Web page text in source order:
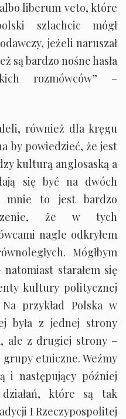
liberum veto, które
szlachcic mógł
jeżeli naruszał
są bardzo nośne hasła
rozmówców” –
również dla kręgu
by powiedzieć, że jest
kulturą anglosaską a
się być na dwóch
mnie to jest bardzo
że w tych
nagle odkryłem
Mógłbym
starałem się
kultury politycznej
przykład Polska w
była z jednej strony
ale z drugiej strony –
etniczne. Weźmy
i następujący później
które są tak
I Rzeczypospolitej